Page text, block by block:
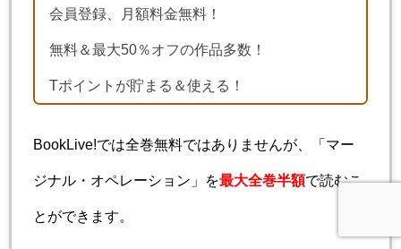
会員登録、月額料金無料！
無料＆最大50％オフの作品多数！
Tポイントが貯まる＆使える！
BookLive!では全巻無料ではありませんが、「マー
ジナル・オペレーション」を最大全巻半額で読むこ
とができます。